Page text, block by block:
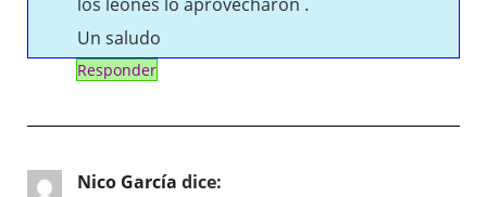
Un saludo
Responder
Nico García dice: